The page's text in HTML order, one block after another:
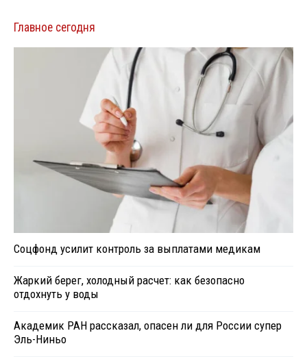
Главное сегодня
Соцфонд усилит контроль за выплатами медикам
Жаркий берег, холодный расчет: как безопасно
отдохнуть у воды
Академик РАН рассказал, опасен ли для России супер
Эль-Ниньо